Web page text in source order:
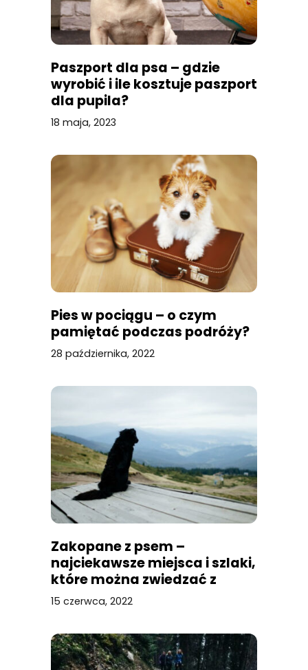
Paszport dla psa – gdzie
wyrobić i ile kosztuje paszport
dla pupila?
18 maja, 2023
Pies w pociągu – o czym
pamiętać podczas podróży?
28 października, 2022
Zakopane z psem –
najciekawsze miejsca i szlaki,
które można zwiedzać z
czworonogiem
15 czerwca, 2022